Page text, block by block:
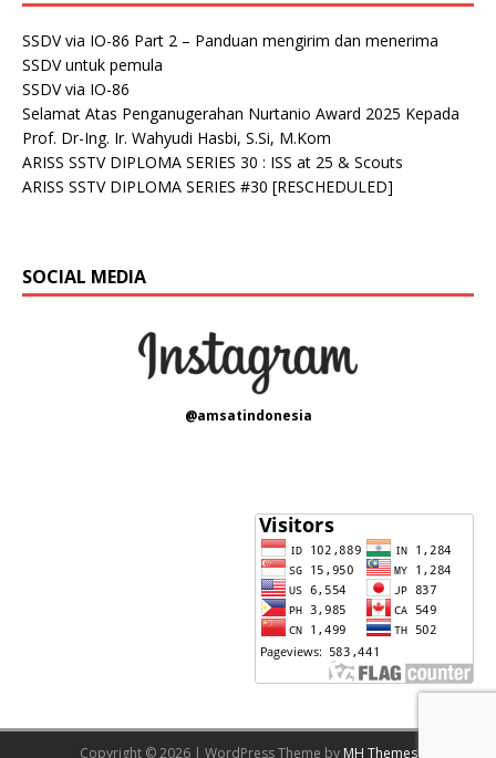
SSDV via IO-86 Part 2 – Panduan mengirim dan menerima
SSDV untuk pemula
SSDV via IO-86
Selamat Atas Penganugerahan Nurtanio Award 2025 Kepada
Prof. Dr-Ing. Ir. Wahyudi Hasbi, S.Si, M.Kom
ARISS SSTV DIPLOMA SERIES 30 : ISS at 25 & Scouts
ARISS SSTV DIPLOMA SERIES #30 [RESCHEDULED]
SOCIAL MEDIA
@amsatindonesia
Copyright © 2026 | WordPress Theme by MH Themes